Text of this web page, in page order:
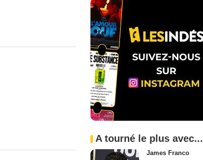
A tourné le plus avec...
James Franco